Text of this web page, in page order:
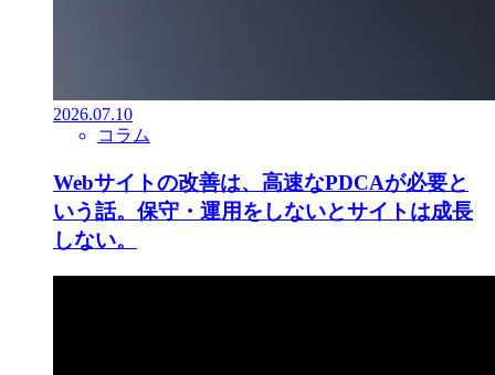
2026.07.10
コラム
Webサイトの改善は、高速なPDCAが必要と
いう話。保守・運用をしないとサイトは成長
しない。